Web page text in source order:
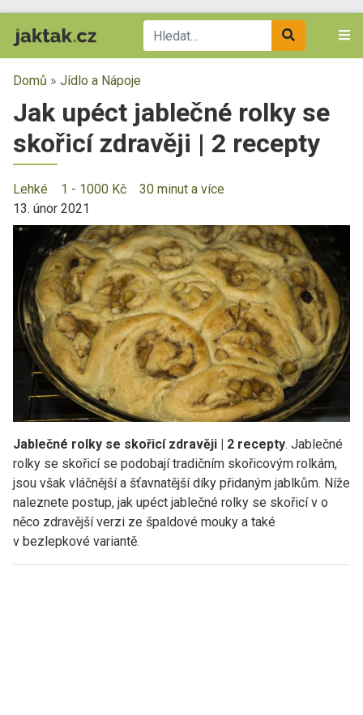
Domů » Jídlo a Nápoje
Jak upéct jablečné rolky se
skořicí zdravěji | 2 recepty
Lehké 1 - 1000 Kč
30 minut a více
13. únor 2021
Jablečné rolky se skořicí zdravěji | 2 recepty. Jablečné
rolky se skořicí se podobají tradičním skořicovým rolkám,
jsou však vláčnější a šťavnatější díky přidaným jablkům. Níže
naleznete postup, jak upéct jablečné rolky se skořicí v o
něco zdravější verzi ze špaldové mouky a také
v bezlepkové variantě.